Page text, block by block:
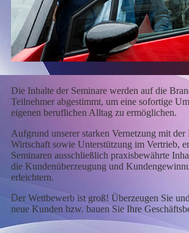
Die Inhalte der Seminare werden auf die
Teilnehmer abgestimmt, um eine sofortige
eigenen beruflichen Alltag zu ermöglichen.
Aufgrund unserer starken Vernetzung mit der
Wirtschaft sowie Unterstützung im Vertrieb,
Seminaren ausschließlich praxisbewährte
die Kundenüberzeugung und
erleichtern.
Der Wettbewerb ist groß! Überzeugen Sie
neue Kunden bzw. bauen Sie Ihre